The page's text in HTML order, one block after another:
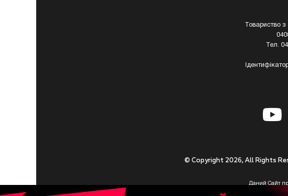
Товариство
Тел.
© Copyright 2026, All Rights
Даний Сайт
Приступаючи до використання